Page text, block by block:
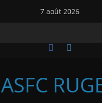
7 août 2026
ASFC